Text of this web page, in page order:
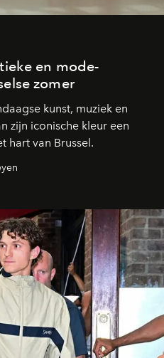
en mode-
zomer
kunst, muziek en
zijn iconische kleur een
hart van Brussel.